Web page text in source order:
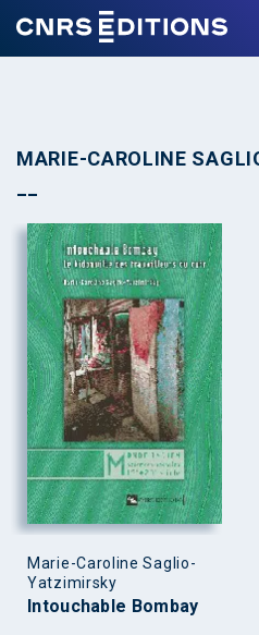
MARIE-CAROLINE
Marie-Caroline Saglio-
Yatzimirsky
Intouchable Bombay